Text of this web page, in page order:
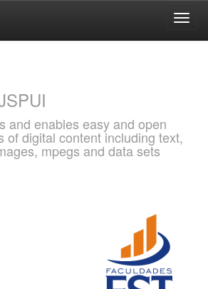
and enables easy and open
of digital content including text,
mpegs and data sets